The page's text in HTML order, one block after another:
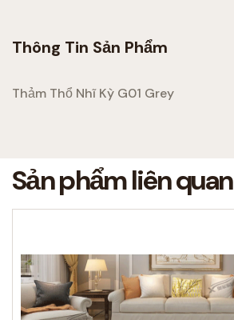
Thông Tin Sản Phẩm
Thảm Thổ Nhĩ Kỳ G01 Grey
Sản phẩm liên quan